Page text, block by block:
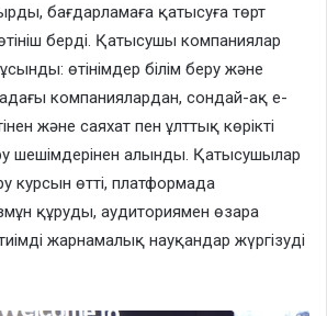
бағдарламаға қатысуға төрт
берді. Қатысушы компаниялар
өтінімдер білім беру және
компаниялардан, сондай-ақ е-
және саяхат пен ұлттық көрікті
шешімдерінен алынды. Қатысушылар
курсын өтті, платформада
құруды, аудиториямен өзара
жарнамалық науқандар жүргізуді